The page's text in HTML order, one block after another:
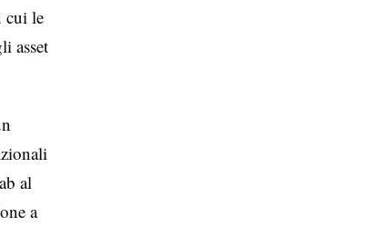
cui le
asset
al
a